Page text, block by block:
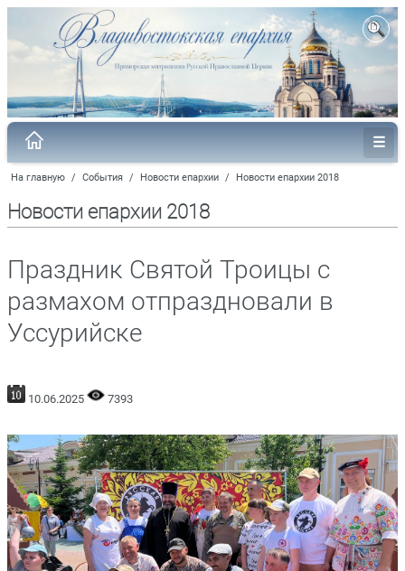
На главную / События / Новости епархии / Новости епархии 2018
Новости епархии 2018
Праздник Святой Троицы с
размахом отпраздновали в
Уссурийске
10.06.2025 7393